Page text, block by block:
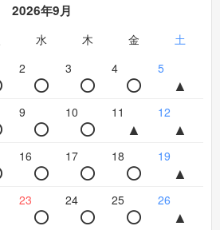
2026年9月
水 木 金
土
2 3 4 5
9 10 11 12
16 17 18 19
23 24 25 26